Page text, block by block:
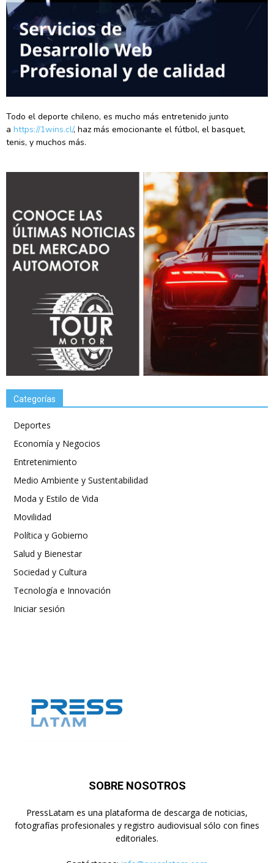
Todo el deporte chileno, es mucho más entretenido junto
a https://1wins.cl/, haz más emocionante el fútbol, el basquet,
tenis, y muchos más.
Categorías
Deportes
Economía y Negocios
Entretenimiento
Medio Ambiente y Sustentabilidad
Moda y Estilo de Vida
Movilidad
Política y Gobierno
Salud y Bienestar
Sociedad y Cultura
Tecnología e Innovación
Iniciar sesión
SOBRE NOSOTROS
PressLatam es una plataforma de descarga de noticias,
fotografías profesionales y registro audiovisual sólo con fines
editoriales.